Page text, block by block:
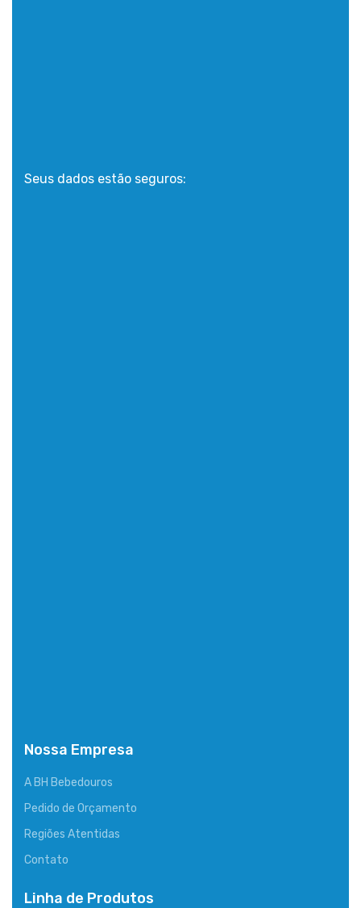
Seus dados estão seguros:
Nossa Empresa
A BH Bebedouros
Pedido de Orçamento
Regiões Atentidas
Contato
Linha de Produtos